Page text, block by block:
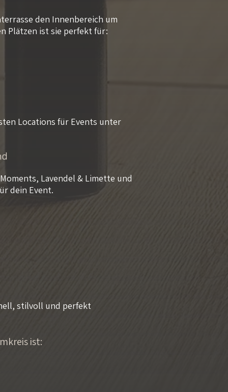
den Innenbereich um
Plätzen ist sie perfekt für:
Locations für Events unter
Lavendel & Limette und
dein Event.
stilvoll und perfekt
ist: